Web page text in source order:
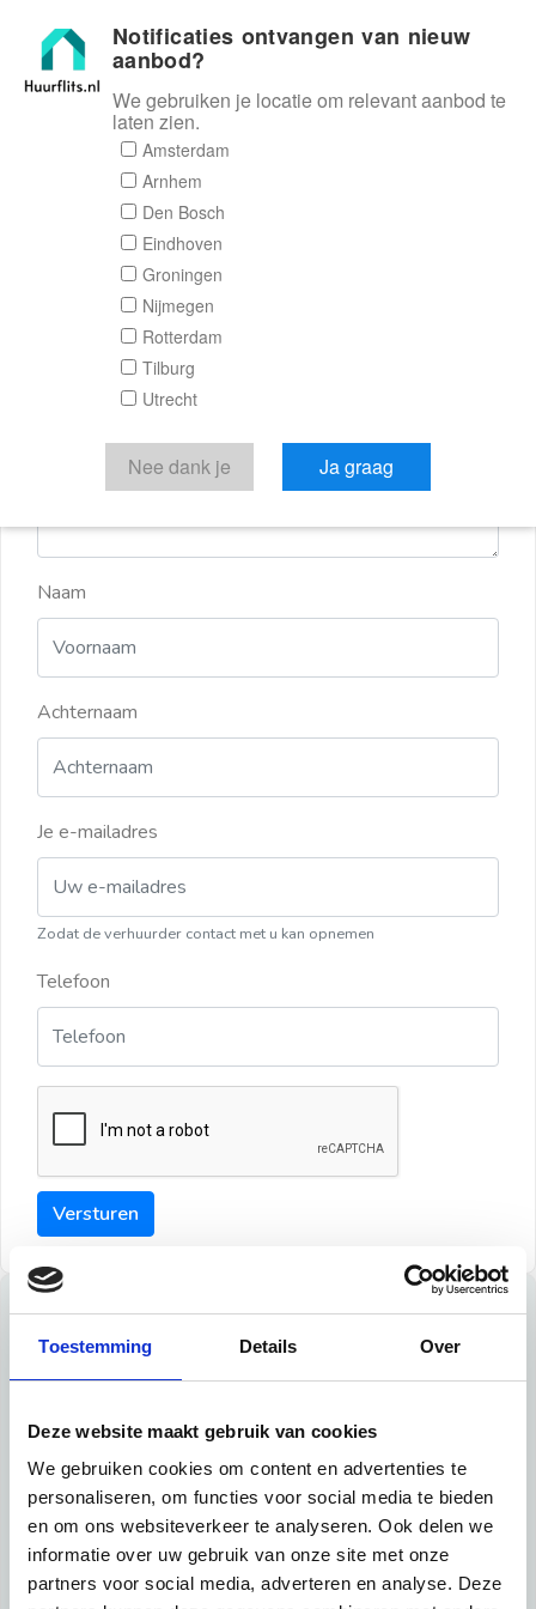
Toestemming Details Over
Deze website maakt gebruik van cookies
We gebruiken cookies om content en advertenties te
personaliseren, om functies voor social media te bieden
en om ons websiteverkeer te analyseren. Ook delen we
informatie over uw gebruik van onze site met onze
partners voor social media, adverteren en analyse. Deze
Huurflits
Reactieformulier
Huurflits
Verstuur je bericht
Door een bericht te sturen kom je in contact met de
aanbieder of makelaar van de woning.
Naam
Achternaam
Je e-mailadres
Zodat de verhuurder contact met u kan opnemen
Telefoon
Versturen
Tips
Tip 1:
Schrijf een duidelijke introductie en geef de volgende
informatie mee:
Ben je student, werkachtig of werkzoekend
Notificaties ontvangen van nieuw
aanbod?
We gebruiken je locatie om relevant aanbod te
laten zien.
Amsterdam
Arnhem
Den Bosch
Eindhoven
Groningen
Nijmegen
Rotterdam
Tilburg
Utrecht
Nee dank je Ja graag